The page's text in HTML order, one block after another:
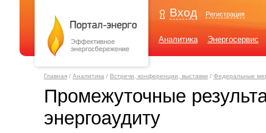
Вход Регистрация
Аналитика Энергосервис
Главная / Аналитика / Встречи, конференции, выставки / Федеральные
Промежуточные
энергоаудиту